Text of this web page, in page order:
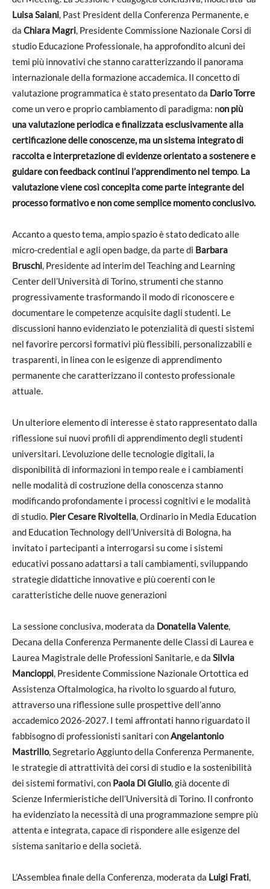
Luisa Saiani, Past President della Conferenza Permanente, e
da Chiara Magri, Presidente Commissione Nazionale Corsi di
studio Educazione Professionale, ha approfondito alcuni dei
temi più innovativi che stanno caratterizzando il panorama
internazionale della formazione accademica. Il concetto di
valutazione programmatica è stato presentato da Dario Torre
come un vero e proprio cambiamento di paradigma: non più
una valutazione periodica e finalizzata esclusivamente alla
certificazione delle conoscenze, ma un sistema integrato di
raccolta e interpretazione di evidenze orientato a sostenere e
guidare con feedback continui l’apprendimento nel tempo. La
valutazione viene così concepita come parte integrante del
processo formativo e non come semplice momento conclusivo.
Accanto a questo tema, ampio spazio è stato dedicato alle
micro-credential e agli open badge, da parte di Barbara
Bruschi, Presidente ad interim del Teaching and Learning
Center dell’Università di Torino, strumenti che stanno
progressivamente trasformando il modo di riconoscere e
documentare le competenze acquisite dagli studenti. Le
discussioni hanno evidenziato le potenzialità di questi sistemi
nel favorire percorsi formativi più flessibili, personalizzabili e
trasparenti, in linea con le esigenze di apprendimento
permanente che caratterizzano il contesto professionale
attuale.
Un ulteriore elemento di interesse è stato rappresentato dalla
riflessione sui nuovi profili di apprendimento degli studenti
universitari. L’evoluzione delle tecnologie digitali, la
disponibilità di informazioni in tempo reale e i cambiamenti
nelle modalità di costruzione della conoscenza stanno
modificando profondamente i processi cognitivi e le modalità
di studio. Pier Cesare Rivoltella, Ordinario in Media Education
and Education Technology dell’Università di Bologna, ha
invitato i partecipanti a interrogarsi su come i sistemi
educativi possano adattarsi a tali cambiamenti, sviluppando
strategie didattiche innovative e più coerenti con le
caratteristiche delle nuove generazioni
La sessione conclusiva, moderata da Donatella Valente,
Decana della Conferenza Permanente delle Classi di Laurea e
Laurea Magistrale delle Professioni Sanitarie, e da Silvia
Mancioppi, Presidente Commissione Nazionale Ortottica ed
Assistenza Oftalmologica, ha rivolto lo sguardo al futuro,
attraverso una riflessione sulle prospettive dell’anno
accademico 2026-2027. I temi affrontati hanno riguardato il
fabbisogno di professionisti sanitari conAngelantonio
Mastrillo, Segretario Aggiunto della Conferenza Permanente,
le strategie di attrattività dei corsi di studio e la sostenibilità
dei sistemi formativi, con Paola Di Giulio, già docente di
Scienze Infermieristiche dell’Università di Torino. Il confronto
ha evidenziato la necessità di una programmazione sempre più
attenta e integrata, capace di rispondere alle esigenze del
sistema sanitario e della società.
L’Assemblea finale della Conferenza, moderata da Luigi Frati,